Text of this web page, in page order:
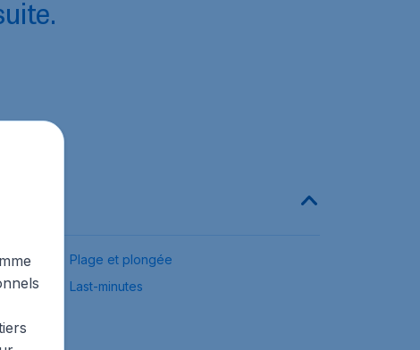
Plage et plongée
Last-minutes